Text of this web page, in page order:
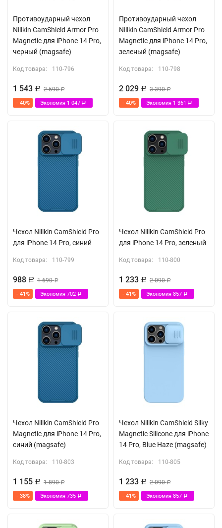
Противоударный чехол
Nillkin CamShield Armor Pro
Magnetic для iPhone 14 Pro,
черный (magsafe)
Код товара: 110-796
1 543 Р 2 590Р
- 40% Экономия 1 047 Р
Противоударный чехол
Nillkin CamShield Armor Pro
Magnetic для iPhone 14 Pro,
зеленый (magsafe)
Код товара: 110-798
2 029 Р 3 390Р
- 40% Экономия 1 361 Р
Чехол Nillkin CamShield Pro
для iPhone 14 Pro, синий
Код товара: 110-799
988 Р 1 690Р
- 41% Экономия 702 Р
Чехол Nillkin CamShield Pro
для iPhone 14 Pro, зеленый
Код товара: 110-800
1 233 Р 2 090Р
- 41% Экономия 857 Р
Чехол Nillkin CamShield Pro
Magnetic для iPhone 14 Pro,
синий (magsafe)
Код товара: 110-803
1 155 Р 1 890Р
- 38% Экономия 735 Р
Чехол Nillkin CamShield Silky
Magnetic Silicone для iPhone
14 Pro, Blue Haze (magsafe)
Код товара: 110-805
1 233 Р 2 090Р
- 41% Экономия 857 Р